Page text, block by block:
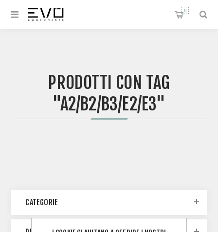
0
PRODOTTI CON TAG
"A2/B2/B3/E2/E3"
CATEGORIE